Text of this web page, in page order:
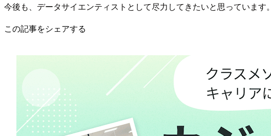
今後も、データサイエンティストとして尽力してきたいと思っていま
この記事をシェアする